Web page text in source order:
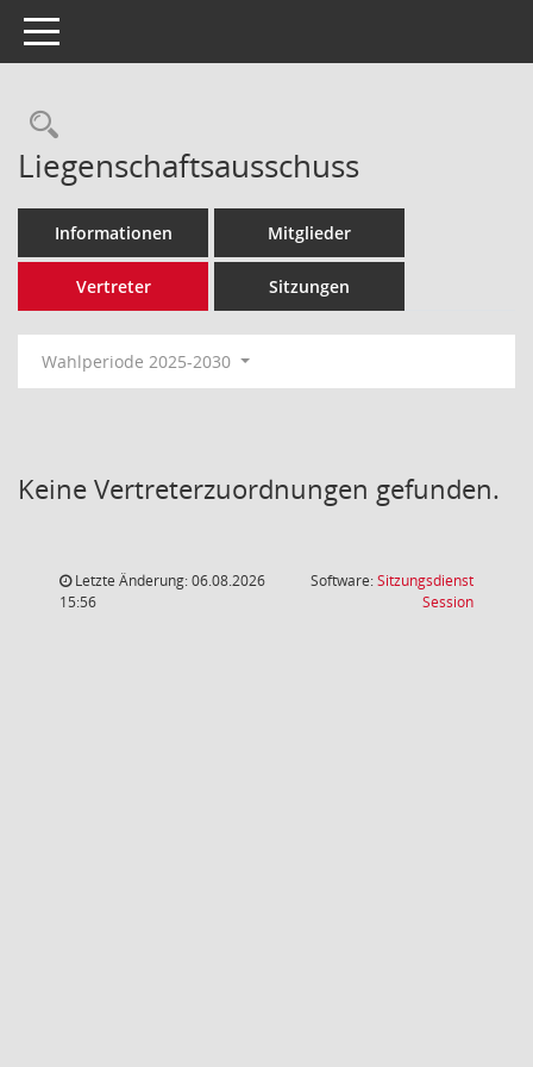
Toggle navigation
Rechercheauswahl
Liegenschaftsausschuss
Informationen Mitglieder
Vertreter Sitzungen
Wahlperiode 2025-2030
Keine Vertreterzuordnungen gefunden.
Letzte Änderung: 06.08.2026
15:56
Software:Sitzungsdienst
Session(Wird in